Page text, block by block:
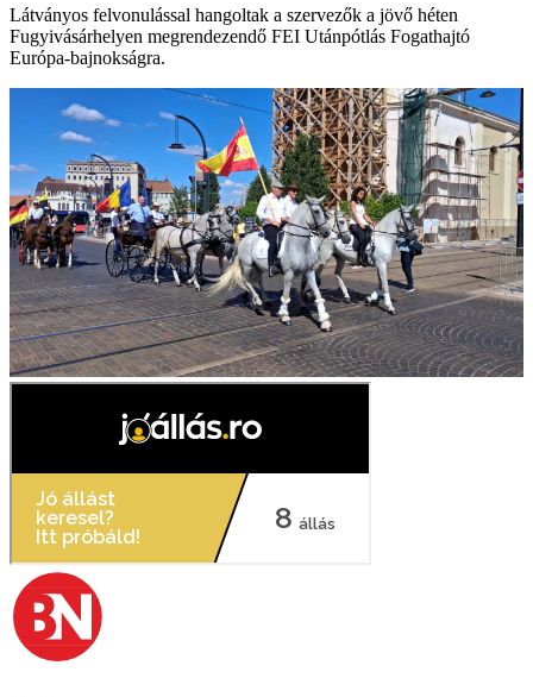
Látványos felvonulással hangoltak a szervezők a jövő héten
Fugyivásárhelyen megrendezendő FEI Utánpótlás Fogathajtó
Európa-bajnokságra.